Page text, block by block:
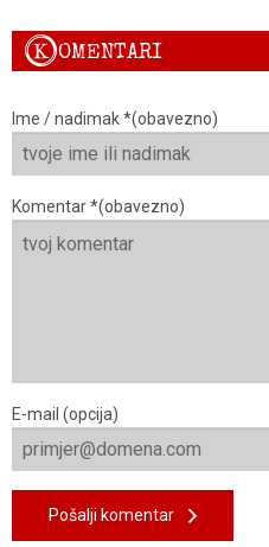
KOMENTARI
Ime / nadimak *(obavezno)
Komentar *(obavezno)
E-mail (opcija)
Pošalji komentar